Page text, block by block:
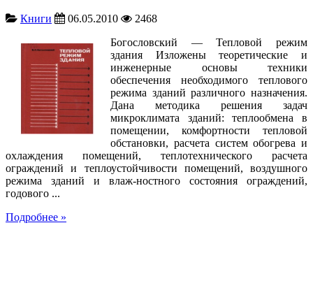
Книги 06.05.2010
2468
Богословский — Тепловой режим
здания Изложены теоретические и
инженерные основы техники
обеспечения необходимого теплового
режима зданий различного назначения.
Дана методика решения задач
микроклимата зданий: теплообмена в
помещении, комфортности тепловой
обстановки, расчета систем обогрева и
охлаждения помещений, теплотехнического расчета
ограждений и теплоустойчивости помещений, воздушного
режима зданий и влаж-ностного состояния ограждений,
годового ...
Подробнее »